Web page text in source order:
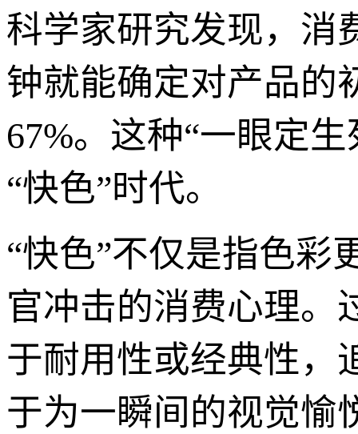
科学家研究发现，消
钟就能确定对产品的
67%。这种“一眼定
“快色”时代。
“快色”不仅是指色彩
官冲击的消费心理。
于耐用性或经典性，
于为一瞬间的视觉愉